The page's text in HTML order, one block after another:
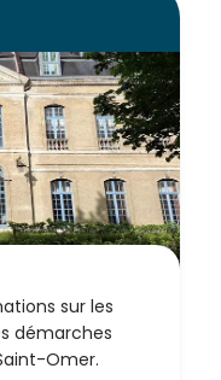
sur les
démarches
Omer.
ses
déjà